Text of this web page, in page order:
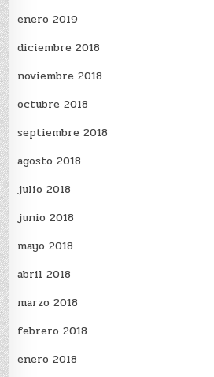
enero 2019
diciembre 2018
noviembre 2018
octubre 2018
septiembre 2018
agosto 2018
julio 2018
junio 2018
mayo 2018
abril 2018
marzo 2018
febrero 2018
enero 2018